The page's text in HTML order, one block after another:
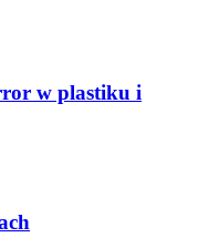
w plastiku i